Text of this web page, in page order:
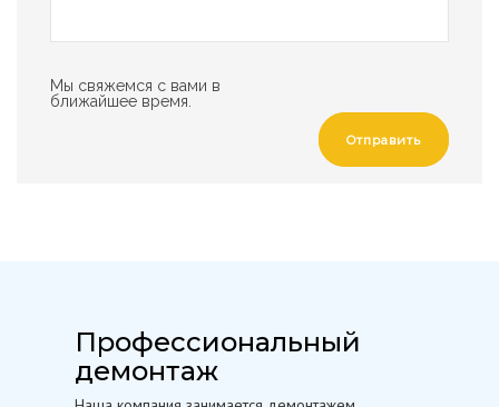
Мы свяжемся с вами в
ближайшее время.
Отправить
Профессиональный
демонтаж